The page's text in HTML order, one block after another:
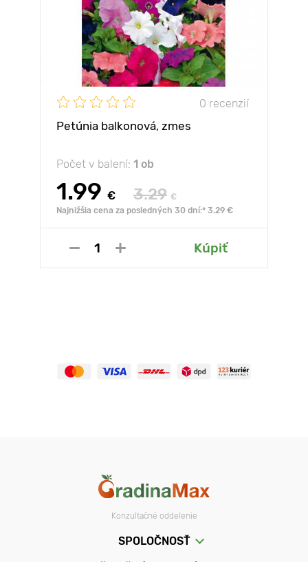
0 recenzií
Petúnia balkonová, zmes
Počet v balení: 1 ob
1.99 € 3.29 €
Najnižšia cena za posledných 30 dní:* 3.29 €
Kúpiť
Konzultačné oddelenie
SPOLOČNOSŤ